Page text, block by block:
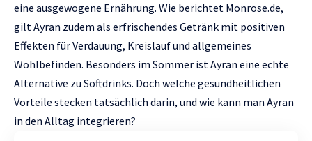
eine ausgewogene Ernährung. Wie berichtet Мonrose.de,
gilt Ayran zudem als erfrischendes Getränk mit positiven
Effekten für Verdauung, Kreislauf und allgemeines
Wohlbefinden. Besonders im Sommer ist Ayran eine echte
Alternative zu Softdrinks. Doch welche gesundheitlichen
Vorteile stecken tatsächlich darin, und wie kann man Ayran
in den Alltag integrieren?